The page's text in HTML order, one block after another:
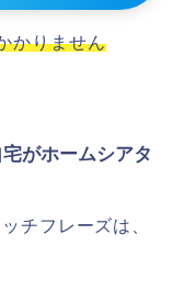
かりません
がホームシアタ
チフレーズは、